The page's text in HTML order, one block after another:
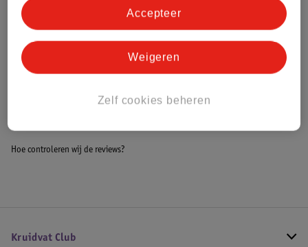
Hoe controleren wij de reviews?
Kruidvat Club
Zelf cookies beheren
Weigeren
Accepteer